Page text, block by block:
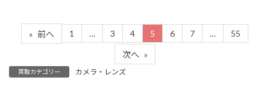
« 前へ 1 … 3 4 5 6 7 … 55
次へ »
買取カテゴリー カメラ・レンズ